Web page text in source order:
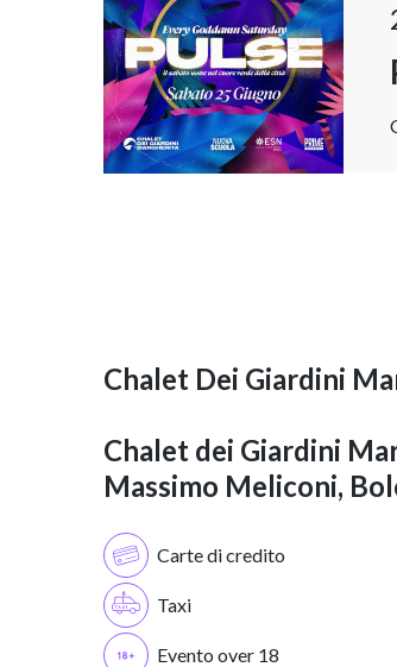
Chalet Dei Giardini
Chalet dei Giardini
Massimo Meliconi,
Carte di credito
Taxi
Evento over 18